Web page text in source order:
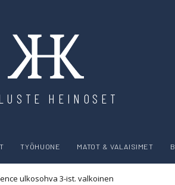
HEINOSET
TYÖHUONE MATOT & VALAISIMET
ulkosohva 3-ist. valkoinen